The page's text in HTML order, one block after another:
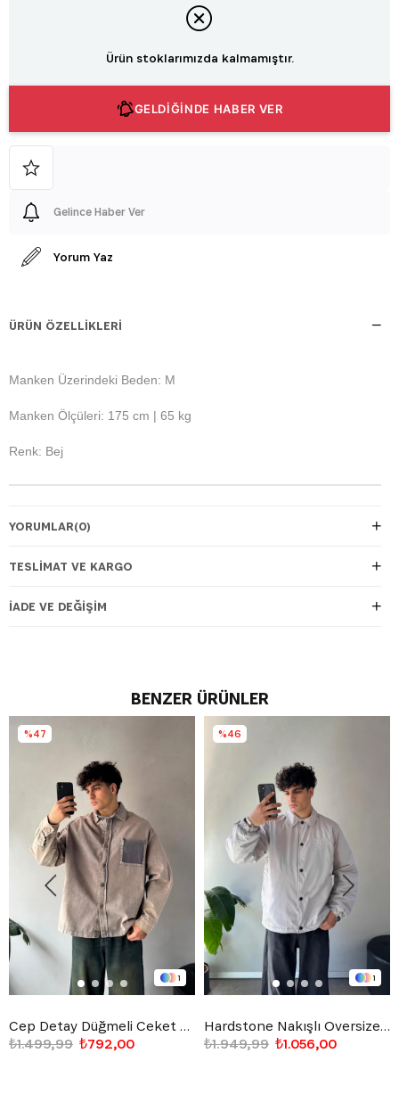
Ürün stoklarımızda kalmamıştır.
GELDİĞİNDE HABER VER
Gelince Haber Ver
Yorum Yaz
ÜRÜN ÖZELLIKLERI
Manken Üzerindeki Beden: M
Manken Ölçüleri: 175 cm | 65 kg
Renk: Bej
YORUMLAR(0)
TESLIMAT VE KARGO
İADE VE DEĞIŞIM
BENZER ÜRÜNLER
1
Cep Detay Düğmeli Ceket Taş Rengi
₺792,00
₺1.499,99
%47
1
Hardstone Nakışlı Oversize Ceket Gri
₺1.056,00
₺1.949,99
%46